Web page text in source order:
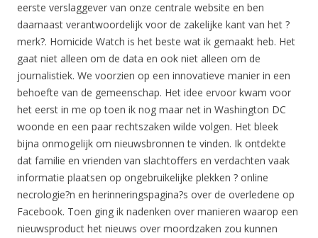
eerste verslaggever van onze centrale website en ben
daarnaast verantwoordelijk voor de zakelijke kant van het ?
merk?. Homicide Watch is het beste wat ik gemaakt heb. Het
gaat niet alleen om de data en ook niet alleen om de
journalistiek. We voorzien op een innovatieve manier in een
behoefte van de gemeenschap. Het idee ervoor kwam voor
het eerst in me op toen ik nog maar net in Washington DC
woonde en een paar rechtszaken wilde volgen. Het bleek
bijna onmogelijk om nieuwsbronnen te vinden. Ik ontdekte
dat familie en vrienden van slachtoffers en verdachten vaak
informatie plaatsen op ongebruikelijke plekken ? online
necrologie?n en herinneringspagina?s over de overledene op
Facebook. Toen ging ik nadenken over manieren waarop een
nieuwsproduct het nieuws over moordzaken zou kunnen